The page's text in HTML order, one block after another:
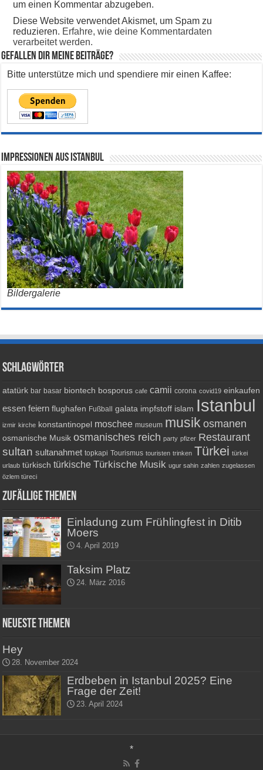
um einen Kommentar abzugeben.
Diese Website verwendet Akismet, um Spam zu
reduzieren. Erfahre, wie deine Kommentardaten
verarbeitet werden.
Gefallen dir meine Beiträge?
Bitte unterstütze mich und spendiere mir einen Kaffee:
Impressionen aus Istanbul
Bildergalerie
Schlagwörter
atatürk bar basar biontech bosporus cafe camii corona covid19 einkaufen
essen feiern flughafen Fußball galata impfstoff islam Istanbul
izmir kirche konstantinopel moschee museum musik osmanen
osmanische Musik osmanisches reich party pfizer Restaurant
sultan sultanahmet topkapi Tourismus touristen trinken Türkei türkei
urlaub türkisch türkische Türkische Musik ugur sahin zahlen zugelassen
özlem türeci
Zufällige Themen
Einladung zum Frühlingfest in Ditib
Moers
4. April 2019
Taksim Platz
24. März 2016
Neueste Themen
Hey
28. November 2024
Erdbeben in Istanbul 2025? Eine
Frage der Zeit!
23. April 2024
*